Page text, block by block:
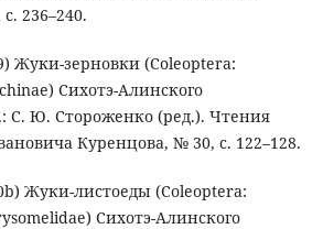
236–240.
Жуки-зерновки (Coleoptera:
Сихотэ-Алинского
C. Ю. Стороженко (ред.). Чтения
Куренцова, № 30, с. 122–128.
Жуки-листоеды (Coleoptera:
Сихотэ-Алинского